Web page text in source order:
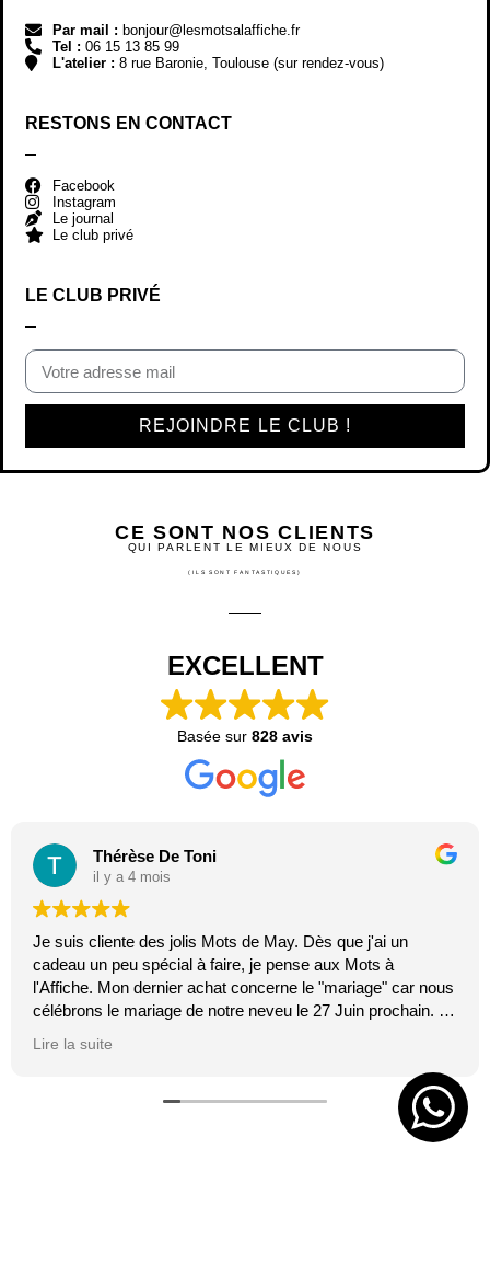
Par mail : bonjour@lesmotsalaffiche.fr
Tel : 06 15 13 85 99
L'atelier : 8 rue Baronie, Toulouse (sur rendez-vous)
RESTONS EN CONTACT
Facebook
Instagram
Le journal
Le club privé
LE CLUB PRIVÉ
REJOINDRE LE CLUB !
CE SONT NOS CLIENTS
QUI PARLENT LE MIEUX DE NOUS
(ILS SONT FANTASTIQUES)
EXCELLENT
Basée sur 828 avis
Thérèse De Toni
il y a 4 mois
Je suis cliente des jolis Mots de May. Dès que j'ai un
cadeau un peu spécial à faire, je pense aux Mots à
l'Affiche. Mon dernier achat concerne le "mariage" car nous
célébrons le mariage de notre neveu le 27 Juin prochain. Je
Lire la suite